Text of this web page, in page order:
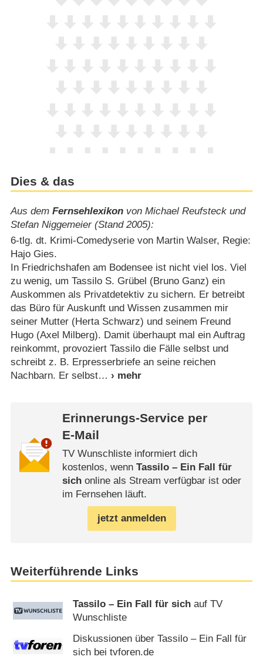
Dies & das
Aus dem Fernsehlexikonvon Michael Reufsteck und
Stefan Niggemeier (Stand 2005):
6-tlg. dt. Krimi-Comedyserie von Martin Walser, Regie:
Hajo Gies.
In Friedrichshafen am Bodensee ist nicht viel los. Viel
zu wenig, um Tassilo S. Grübel (Bruno Ganz) ein
Auskommen als Privatdetektiv zu sichern. Er betreibt
das Büro für Auskunft und Wissen zusammen mir
seiner Mutter (Herta Schwarz) und seinem Freund
Hugo (Axel Milberg). Damit überhaupt mal ein Auftrag
reinkommt, provoziert Tassilo die Fälle selbst und
schreibt z. B. Erpresserbriefe an seine reichen
Nachbarn. Er selbst
Erinnerungs-Service per
E-Mail
TV Wunschliste informiert dich
kostenlos, wenn Tassilo – Ein Fall für
sichonline als Stream verfügbar ist oder
im Fernsehen läuft.
jetzt anmelden
Weiterführende Links
Tassilo – Ein Fall für sich auf TV
Wunschliste
Diskussionen über Tassilo – Ein Fall für
sich bei tvforen.de